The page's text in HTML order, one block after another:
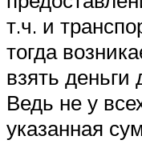
т.ч. и
тогда
взять деньги
Ведь не у
указанная